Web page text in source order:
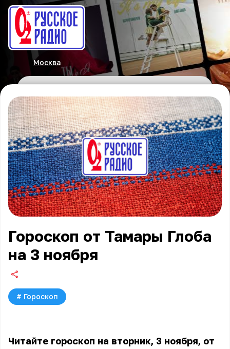
Москва
Гороскоп от Тамары Глоба
на 3 ноября
# Гороскоп
Читайте гороскоп на вторник, 3 ноября, от